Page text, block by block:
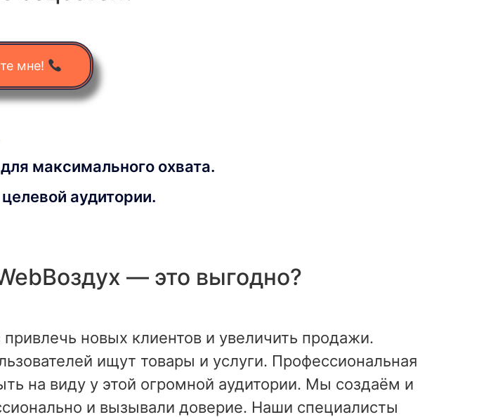
мне!
максимального охвата.
аудитории.
— это выгодно?
новых клиентов и увеличить продажи.
ищут товары и услуги. Профессиональная
на виду у этой огромной аудитории. Мы создаём и
и вызывали доверие. Наши специалисты